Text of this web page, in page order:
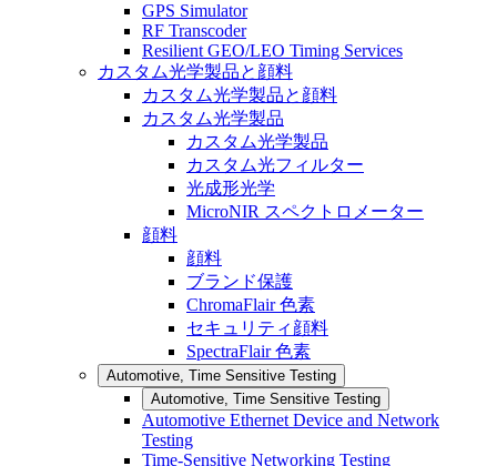
GPS Simulator
RF Transcoder
Resilient GEO/LEO Timing Services
カスタム光学製品と顔料
カスタム光学製品と顔料
カスタム光学製品
カスタム光学製品
カスタム光フィルター
光成形光学
MicroNIR スペクトロメーター
顔料
顔料
ブランド保護
ChromaFlair 色素
セキュリティ顔料
SpectraFlair 色素
Automotive, Time Sensitive Testing
Automotive, Time Sensitive Testing
Automotive Ethernet Device and Network
Testing
Time-Sensitive Networking Testing